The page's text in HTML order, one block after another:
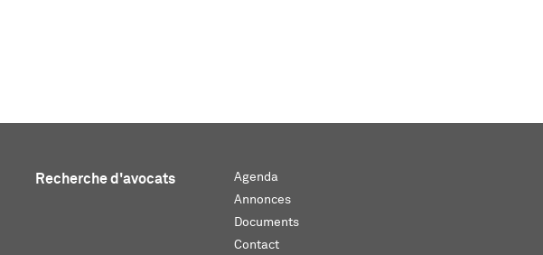
Recherche d'avocats
Agenda
Annonces
Documents
Contact